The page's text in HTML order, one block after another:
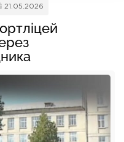
21.05.2026